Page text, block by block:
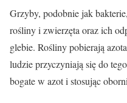
Grzyby, podobnie jak
rośliny i zwierzęta oraz ich
glebie. Rośliny pobierają
ludzie przyczyniają się do
bogate w azot i stosując